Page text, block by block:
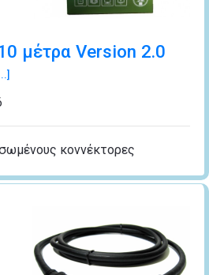
μέτρα Version 2.0
κοννέκτορες